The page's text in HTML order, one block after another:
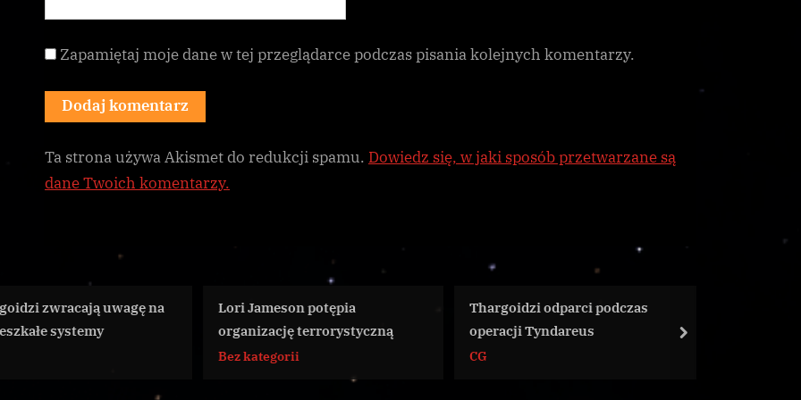
Zapamiętaj moje dane w tej przeglądarce podczas pisania kolejnych komentarzy.
Ta strona używa Akismet do redukcji spamu. Dowiedz się, w jaki sposób przetwarzane są
dane Twoich komentarzy.
Lori Jameson potępia
organizację terrorystyczną
Thargoidzi odparci podczas
operacji Tyndareus
CG
Aegis zapowiada kontrakt na
dostawy inżynieryjne
next